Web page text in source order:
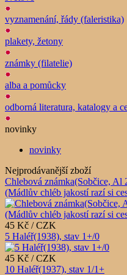
vyznamenání, řády (faleristika)
plakety, žetony
známky (filatelie)
alba a pomůcky
odborná literatura, katalogy a
novinky
novinky
Nejprodávanější zboží
Chlebová známka(Sobčice, Al
(Mádlův chléb jakostí razí si
45 Kč / CZK
5 Haléř(1938), stav 1+/0
45 Kč / CZK
10 Haléř(1937), stav 1/1+